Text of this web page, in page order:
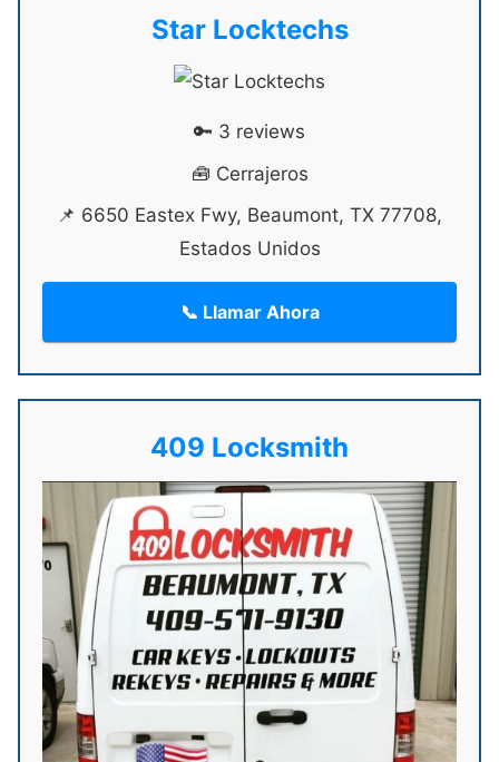
Star Locktechs
🔑 3 reviews
🧰 Cerrajeros
📌 6650 Eastex Fwy, Beaumont, TX 77708,
Estados Unidos
📞 Llamar Ahora
409 Locksmith